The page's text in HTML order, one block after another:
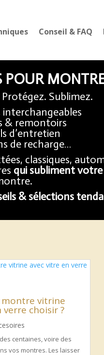
Conseil & FAQ
POUR
Sublimez.
interchangeables
& remontoirs
d’entretien
de recharge…
classiques,
qui subliment
& sélections
vitrine
verre choisir ?
centaines, voire des
vos montres. Les laisser